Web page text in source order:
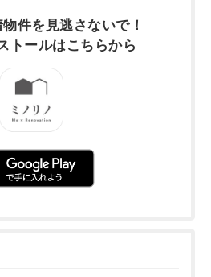
件を 見逃さないで！
トールはこちらから